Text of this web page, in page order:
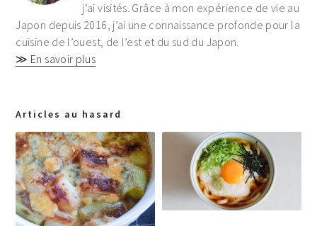
j’ai visités. Grâce à mon expérience de vie au
Japon depuis 2016, j’ai une connaissance profonde pour la
cuisine de l’ouest, de l’est et du sud du Japon.
≫ En savoir plus
Articles au hasard